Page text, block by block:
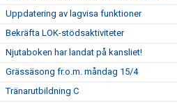
Uppdatering av lagvisa funktioner
Bekräfta LOK-stödsaktiviteter
Njutaboken har landat på kansliet!
Grässäsong fr.o.m. måndag 15/4
Tränarutbildning C